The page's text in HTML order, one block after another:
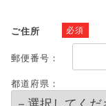
ご住所 必須
郵便番号：
都道府県：